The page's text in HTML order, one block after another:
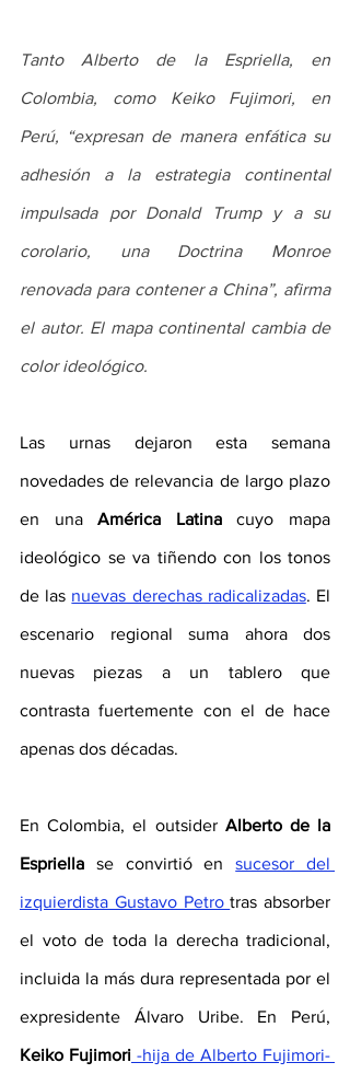
Tanto Alberto de la Espriella, en
Colombia, como Keiko Fujimori, en
Perú, “expresan de manera enfática su
adhesión a la estrategia continental
impulsada por Donald Trump y a su
corolario, una Doctrina Monroe
renovada para contener a China”, afirma
el autor. El mapa continental cambia de
color ideológico.
Las urnas dejaron esta semana
novedades de relevancia de largo plazo
en una América Latina cuyo mapa
ideológico se va tiñendo con los tonos
de las nuevas derechas radicalizadas. El
escenario regional suma ahora dos
nuevas piezas a un tablero que
contrasta fuertemente con el de hace
apenas dos décadas.
En Colombia, el outsider Alberto de la
Espriella se convirtió en sucesor del
izquierdista Gustavo Petro tras absorber
el voto de toda la derecha tradicional,
incluida la más dura representada por el
Keiko Fujimori